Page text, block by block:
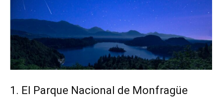
1. El Parque Nacional de Monfragüe